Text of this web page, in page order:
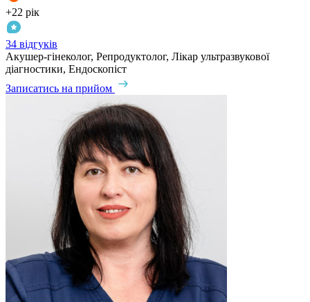
+22 рік
34 відгуків
Акушер-гінеколог, Репродуктолог, Лікар ультразвукової
діагностики, Ендоскопіст
Записатись на прийом